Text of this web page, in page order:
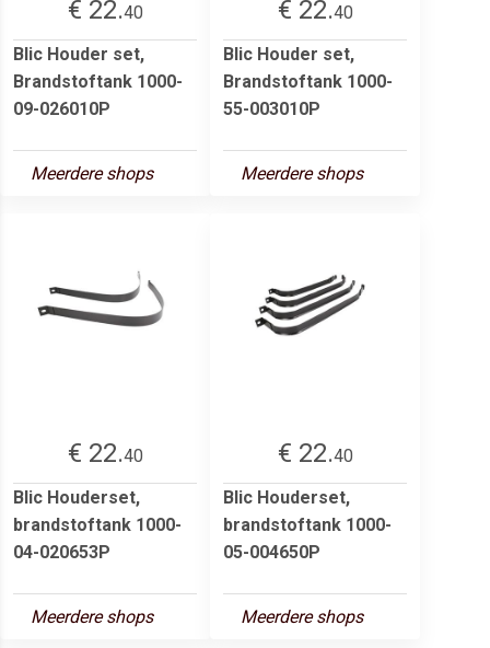
€ 22.40
Blic Houder set,
Brandstoftank 1000-
09-026010P
Meerdere shops
€ 22.40
Blic Houder set,
Brandstoftank 1000-
55-003010P
Meerdere shops
€ 22.40
Blic Houderset,
brandstoftank 1000-
04-020653P
Meerdere shops
€ 22.40
Blic Houderset,
brandstoftank 1000-
05-004650P
Meerdere shops